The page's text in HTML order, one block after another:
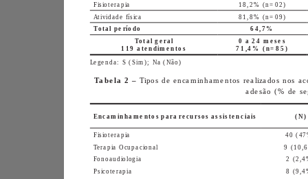
Fisioterapia
18,2% (n=02)
Atividade física
81,8% (n=09)
Total período
64,7%
Total geral
119 atendimentos
0 a 24 meses
71,4% (n=85)
Legenda: S (Sim); Na (Não)
(N)
Fisioterapia
Terapia Ocupacional
Fonoaudiologia
Psicoterapia